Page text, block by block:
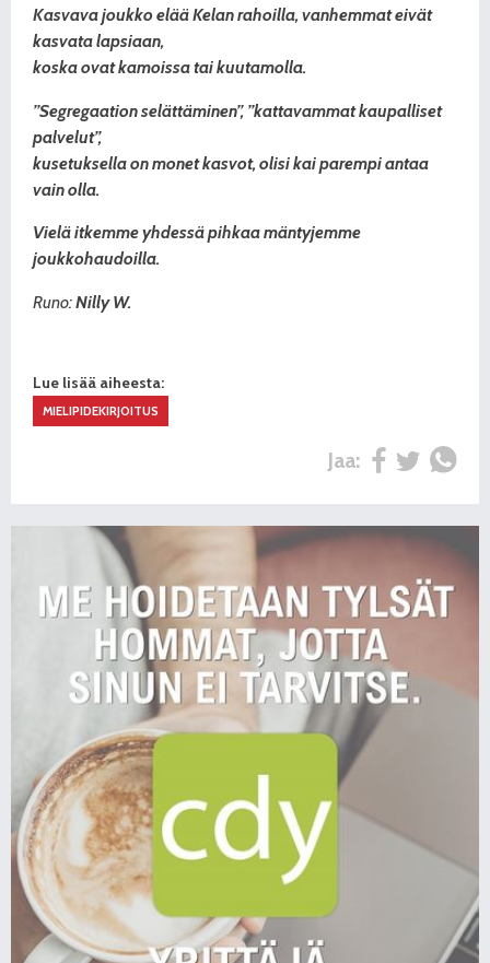
Kasvava joukkoelää Kelan rahoilla, vanhemmat eivät
kasvatalapsiaan,
koska ovat kamoissatai kuutamolla.
”Segregaation selättäminen”, ”kattavammat kaupalliset
palvelut”,
kusetuksella on monet kasvot, olisi kai parempi antaa
vain olla.
Vielä itkemme yhdessä pihkaa mäntyjemme
joukkohaudoilla.
Runo:Nilly W.
Lue lisää aiheesta:
MIELIPIDEKIRJOITUS
Jaa: